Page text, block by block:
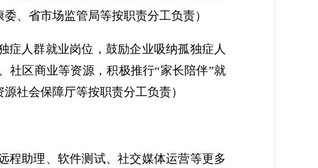
、省市场监管局等按职责分工负责）
症人群就业岗位，鼓励企业吸纳孤独症人
社区商业等资源，积极推行“家长陪伴”就
源社会保障厅等按职责分工负责）
程助理、软件测试、社交媒体运营等更多